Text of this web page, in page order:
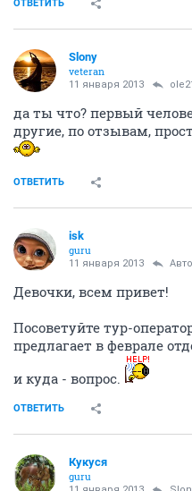
гипертонуса...
А дюфалак не пробовала?
мы тоже диван себе обновили,
нарадуюсь!!!
ole2190
veteran
ОТВЕТИТЬ
Slony
veteran
11 января 2013
другие, по отзывам,